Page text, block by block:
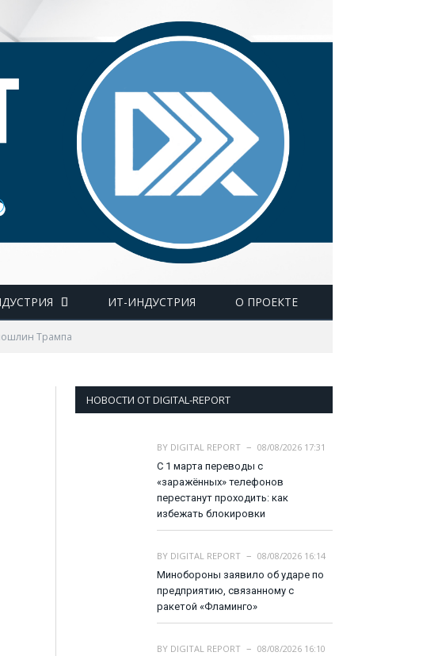
ИТ-ИНДУСТРИЯ О ПРОЕКТЕ
Трампа
НОВОСТИ ОТ DIGITAL-REPORT
BY DIGITAL REPORT
08/08/2026 17:31
С 1 марта переводы с
«заражённых» телефонов
перестанут проходить: как
избежать блокировки
BY DIGITAL REPORT
08/08/2026 16:14
Минобороны заявило об ударе по
предприятию, связанному с
ракетой «Фламинго»
BY DIGITAL REPORT
08/08/2026 16:10